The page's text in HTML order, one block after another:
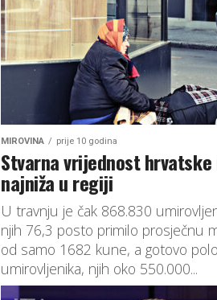
MIROVINA prije 10 godina
Stvarna vrijednost
najniža u regiji
U travnju je čak 868.830
njih 76,3 posto primilo prosječnu
od samo 1682 kune, a gotovo
umirovljenika, njih oko 550.000...